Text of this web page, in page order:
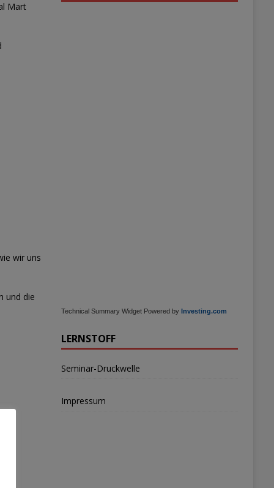
Mart
wir uns
und die
Technical Summary Widget Powered by Investing.com
LERNSTOFF
Seminar-Druckwelle
Impressum